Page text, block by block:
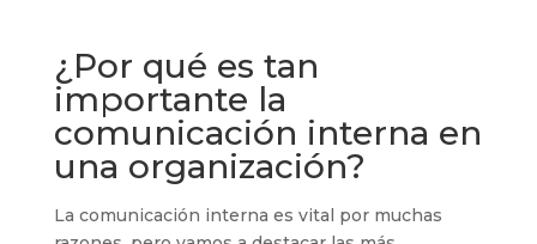
¿Por qué es tan
importante la
comunicación interna en
una organización?
La comunicación interna es vital por muchas